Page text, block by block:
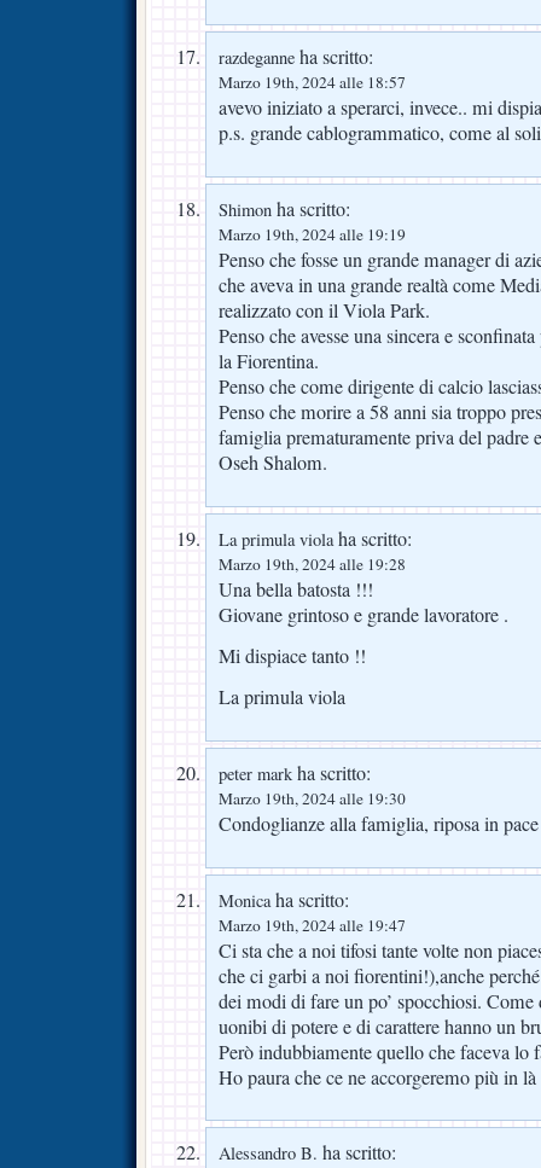
razdeganne ha scritto:
Marzo 19th, 2024 alle 18:57
avevo iniziato a sperarci, invece.. mi
p.s. grande cablogrammatico, come al
Shimon ha scritto:
Marzo 19th, 2024 alle 19:19
Penso che fosse un grande manager di
che aveva in una grande realtà come
realizzato con il Viola Park.
Penso che avesse una sincera e
la Fiorentina.
Penso che come dirigente di calcio
Penso che morire a 58 anni sia troppo
famiglia prematuramente priva del padre
Oseh Shalom.
La primula violaha scritto:
Marzo 19th, 2024 alle 19:28
Una bella batosta !!!
Giovane grintoso e grande lavoratore .
Mi dispiace tanto !!
La primula viola
peter mark ha scritto:
Marzo 19th, 2024 alle 19:30
Condoglianze alla famiglia, riposa in
Monicaha scritto:
Marzo 19th, 2024 alle 19:47
Ci sta che a noi tifosi tante volte non
che ci garbi a noi fiorentini!),anche
dei modi di fare un po’ spocchiosi.
uonibi di potere e di carattere hanno un
Però indubbiamente quello che faceva lo
Ho paura che ce ne accorgeremo più in
Alessandro B. ha scritto: